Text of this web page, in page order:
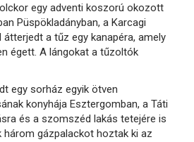
egy adventi koszorú okozott
Püspökladányban, a Karcagi
a tűz egy kanapéra, amely
égett. A lángokat a tűzoltók
egy sorház egyik ötven
konyhája Esztergomban, a Táti
és a szomszéd lakás tetejére is
gázpalackot hoztak ki az